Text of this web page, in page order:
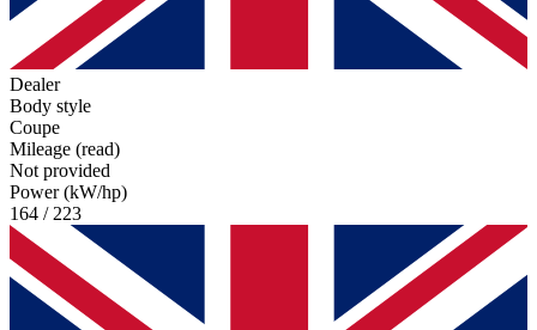
Dealer
Body style
Coupe
Mileage (read)
Not provided
Power (kW/hp)
164 / 223